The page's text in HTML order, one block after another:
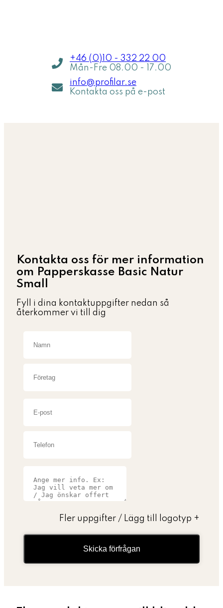
+46 (0)10 - 332 22 00
Mån-Fre 08.00 - 17.00
info@profilar.se
Kontakta oss på e-post
Kontakta oss för mer information
om Papperskasse Basic Natur
Small
Fyll i dina kontaktuppgifter nedan så
återkommer vi till dig
Fler uppgifter / Lägg till logotyp +
Skicka förfrågan